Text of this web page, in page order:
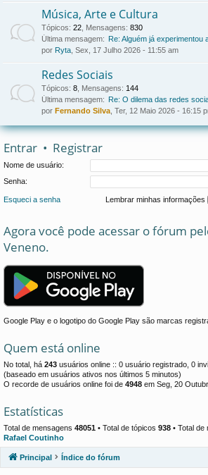
Música, Arte e Cultura
Tópicos: 22, Mensagens: 830
Última mensagem:
Re: Alguém já experimentou
por Ryta, Sex, 17 Julho 2026 - 11:55 am
Redes Sociais
Tópicos: 8, Mensagens: 144
Última mensagem:
Re: O dilema das redes
por Fernando Silva, Ter, 12 Maio 2026 - 16:15
Entrar • Registrar
Nome de usuário:
Senha:
Esqueci a senha Lembrar minhas informações
Agora você pode acessar o fórum
Veneno.
Google Play e o logotipo do Google Play são marcas
Quem está online
No total, há 243 usuários online :: 0 usuário registrado, 0
(baseado em usuários ativos nos últimos 5 minutos)
O recorde de usuários online foi de 4948 em Seg, 20
Estatísticas
Total de mensagens 48051 • Total de tópicos 938 • Total de
Rafael Coutinho
Principal Índice do fórum